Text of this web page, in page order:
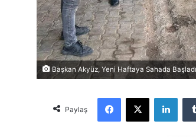
Başkan Akyüz, Yeni Haftaya Sahada
Paylaş